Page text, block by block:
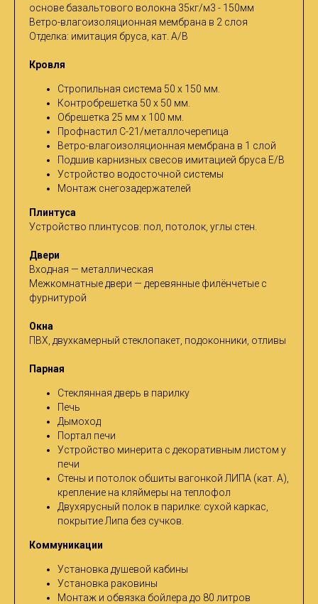
основе базальтового волокна 35кг/м3 - 150мм
Ветро-влагоизоляционная мембрана в 2 слоя
Отделка: имитация бруса, кат. A/B
Кровля
Стропильная система 50 х 150 мм.
Контробрешетка 50 х 50 мм.
Обрешетка 25 мм х 100 мм.
Профнастил С-21/металлочерепица
Ветро-влагоизоляционная мембрана в 1 слой
Подшив карнизных свесов имитацией бруса Е/В
Устройство водосточной системы
Монтаж снегозадержателей
Плинтуса
Устройство плинтусов: пол, потолок, углы стен.
Двери
Входная — металлическая
Межкомнатные двери — деревянные филёнчетые с
фурнитурой
Окна
ПВХ, двухкамерный стеклопакет, подоконники, отливы
Парная
Стеклянная дверь в парилку
Печь
Дымоход
Портал печи
Устройство минерита с декоративным листом у
печи
Стены и потолок обшиты вагонкой ЛИПА (кат. А),
крепление на кляймеры на теплофол
Двухярусный полок в парилке: сухой каркас,
покрытие Липа без сучков.
Коммуникации
Установка душевой кабины
Установка раковины
Монтаж и обвязка бойлера до 80 литров